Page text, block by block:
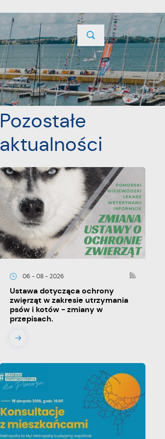
PROJEKTY UNIJNE KONTAKT
POPRZEDNI NASTĘPNY
Pozostałe
aktualności
06 - 08 - 2026
Ustawa dotycząca ochrony
zwięrząt w zakresie utrzymania
psów i kotów - zmiany w
przepisach.